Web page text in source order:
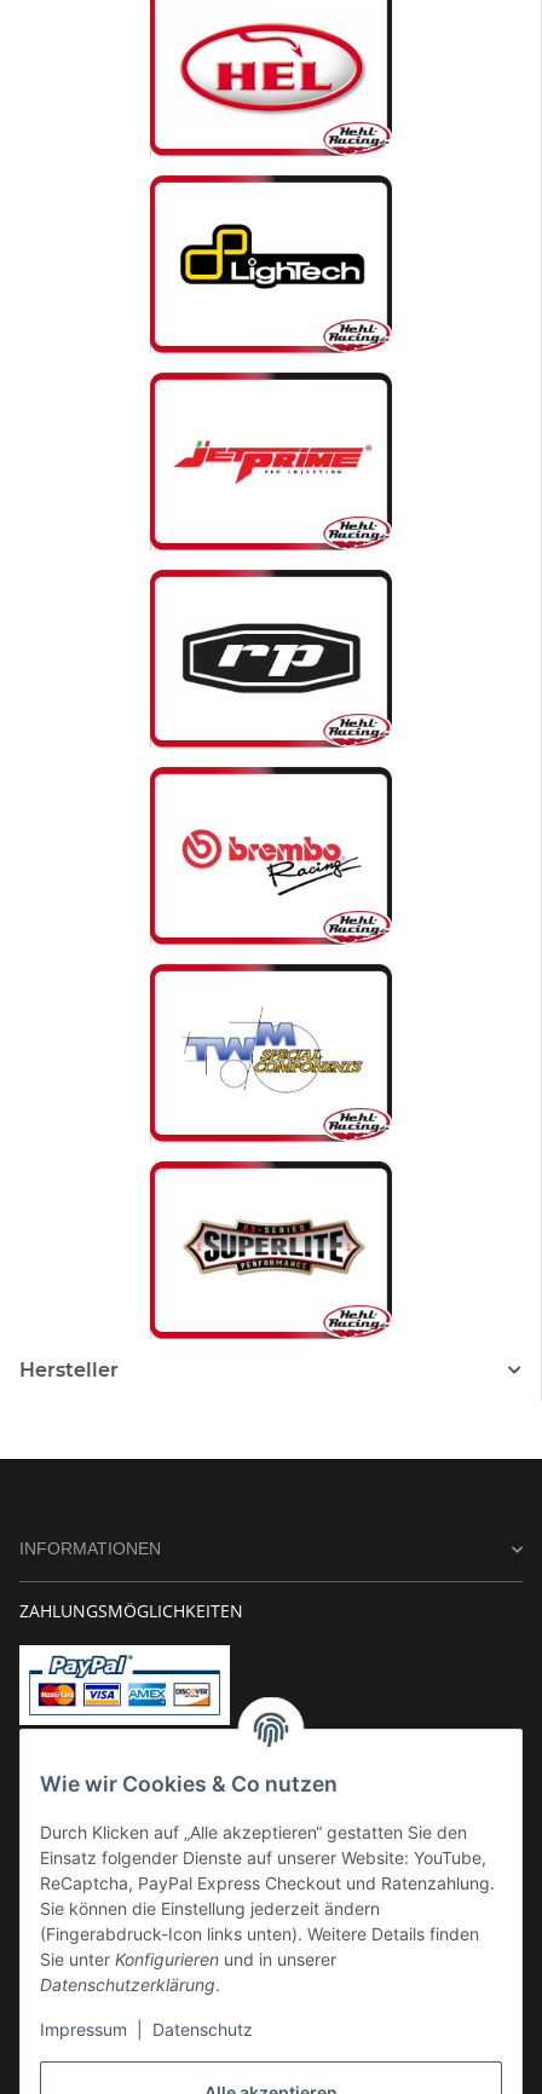
Wie wir Cookies & Co nutzen
Durch Klicken auf „Alle akzeptieren“ gestatten Sie den
Einsatz folgender Dienste auf unserer Website: YouTube,
ReCaptcha, PayPal Express Checkout und Ratenzahlung.
Sie können die Einstellung jederzeit ändern
(Fingerabdruck-Icon links unten). Weitere Details finden
Sie unter Konfigurieren und in unserer
Datenschutzerklärung.
Impressum Datenschutz
Hersteller
INFORMATIONEN
ZAHLUNGSMÖGLICHKEITEN
Kauf auf Rechnung
VERSAND